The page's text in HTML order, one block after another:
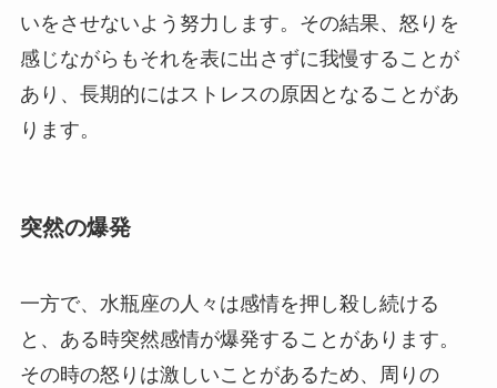
いをさせないよう努力します。その結果、怒りを
感じながらもそれを表に出さずに我慢することが
あり、長期的にはストレスの原因となることがあ
ります。
突然の爆発
一方で、水瓶座の人々は感情を押し殺し続ける
と、ある時突然感情が爆発することがあります。
その時の怒りは激しいことがあるため、周りの